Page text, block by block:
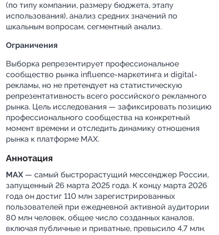
(по типу компании, размеру бюджета, этапу
использования), анализ средних значений по
шкальным вопросам, сегментный анализ.
Ограничения
Выборка репрезентирует профессиональное
сообщество рынка influence-маркетинга и digital-
рекламы, но не претендует на статистическую
репрезентативность всего российского рекламного
рынка. Цель исследования — зафиксировать позицию
профессионального сообщества на конкретный
момент времени и отследить динамику отношения
рынка к платформе MAX.
Аннотация
MAX — самый быстрорастущий мессенджер России,
запущенный 26 марта 2025 года. К концу марта 2026
года он достиг 110 млн зарегистрированных
пользователей при ежедневной активной аудитории
80 млн человек, общее число созданных каналов,
включая публичные и приватные, превысило 4,7 млн.